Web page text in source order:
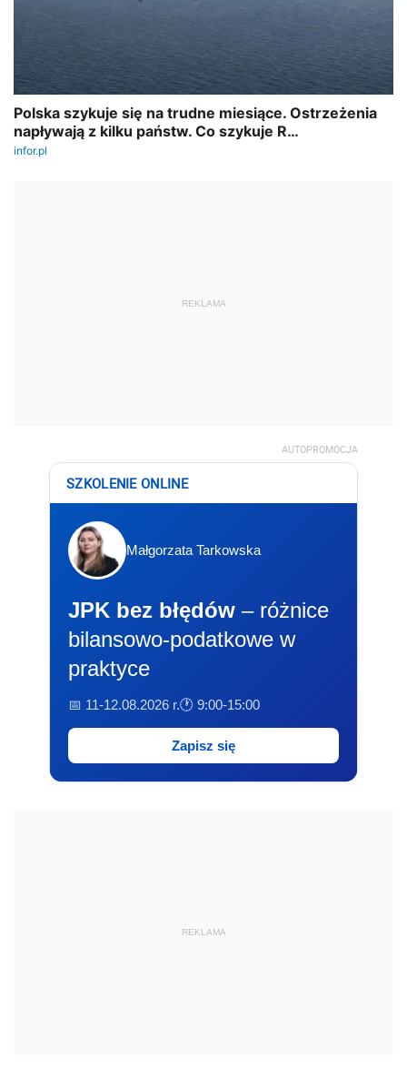
REKLAMA
AUTOPROMOCJA
SZKOLENIE ONLINE
Małgorzata Tarkowska
JPK bez błędów – różnice
bilansowo-podatkowe w
praktyce
📅 11-12.08.2026 r.🕐 9:00-15:00
Zapisz się
REKLAMA